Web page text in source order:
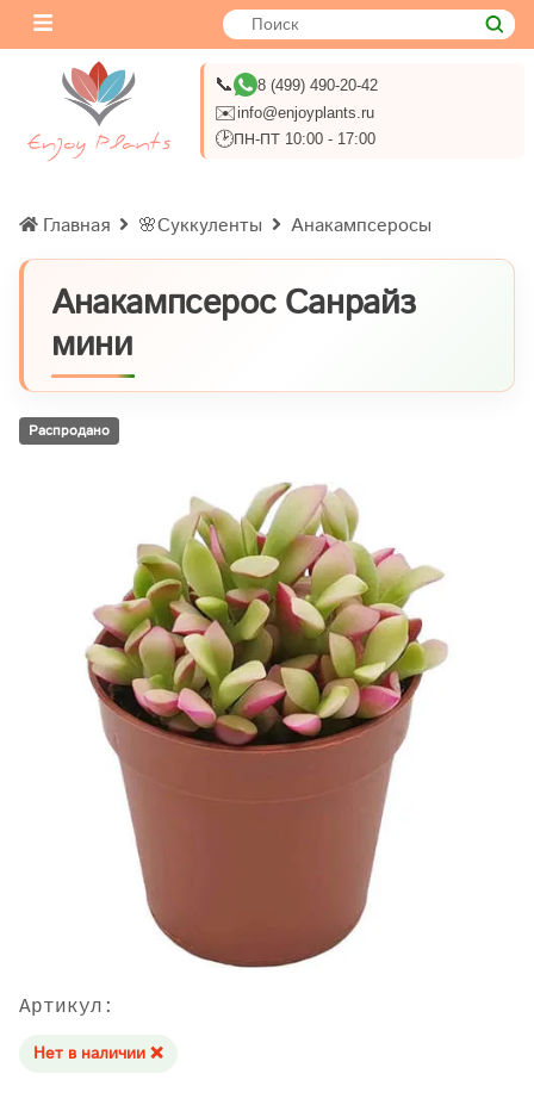
📞 8 (499) 490-20-42
✉️info@enjoyplants.ru
🕑ПН-ПТ 10:00 - 17:00
Главная 🌸Суккуленты Анакампсеросы
Анакампсерос Санрайз
мини
Распродано
Артикул:
Нет в наличии ❌